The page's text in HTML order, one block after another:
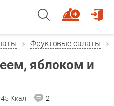
Фруктовые салаты
яблоком и
Ккал 2